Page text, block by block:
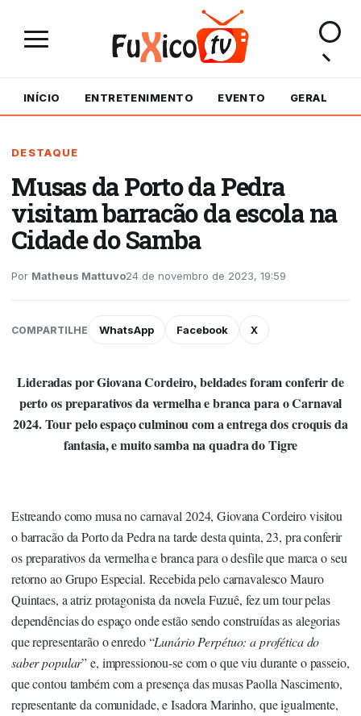
INÍCIO ENTRETENIMENTO EVENTO GERAL
DESTAQUE
Musas da Porto da Pedra
visitam barracão da escola na
Cidade do Samba
Por Matheus Mattuvo24 de novembro de 2023, 19:59
COMPARTILHE WhatsApp Facebook X
Lideradas por Giovana Cordeiro, beldades foram conferir de
perto os preparativos da vermelha e branca para o Carnaval
2024. Tour pelo espaço culminou com a entrega dos croquis da
fantasia, e muito samba na quadra do Tigre
Estreando como musa no carnaval 2024, Giovana Cordeiro visitou
o barracão da Porto da Pedra na tarde desta quinta, 23, pra conferir
os preparativos da vermelha e branca para o desfile que marca o seu
retorno ao Grupo Especial. Recebida pelo carnavalesco Mauro
Quintaes, a atriz protagonista da novela Fuzuê, fez um tour pelas
dependências do espaço onde estão sendo construídas as alegorias
que representarão o enredo “Lunário Perpétuo: a profética do
saber popular” e, impressionou-se com o que viu durante o passeio,
que contou também com a presença das musas Paolla Nascimento,
representante da comunidade, e Isadora Marinho, que igualmente,